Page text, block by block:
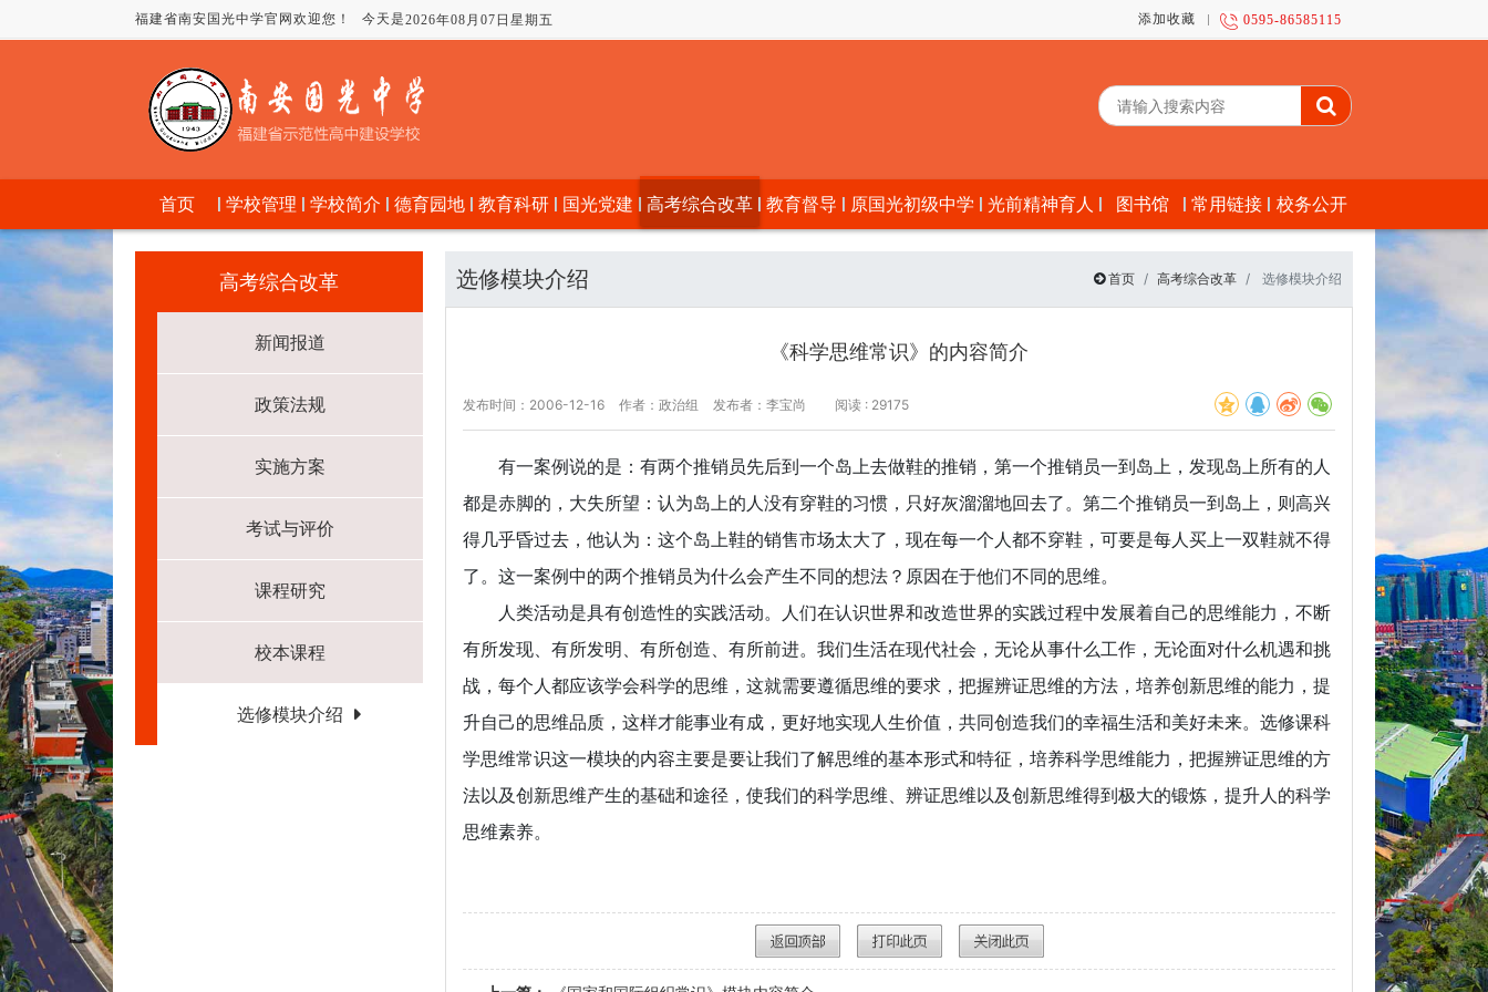
福建省南安国光中学官网欢迎您！ 今天是2026年08月07日星期五 添加收藏 0595-86585115
首页 学校管理 学校简介 德育园地 教育科研 国光党建 高考综合改革 教育督导 原国光初级中学 光前精神育人 图书馆 常用链接 校务公开
高考综合改革
新闻报道
政策法规
实施方案
考试与评价
课程研究
校本课程
选修模块介绍
选修模块介绍 首页 高考综合改革 选修模块介绍
《科学思维常识》的内容简介
发布时间：2006-12-16 作者：政治组 发布者：李宝尚 阅读 : 29175
有一案例说的是：有两个推销员先后到一个岛上去做鞋的推销，第一个推销员一到岛上，发现岛上所有的人
都是赤脚的，大失所望：认为岛上的人没有穿鞋的习惯，只好灰溜溜地回去了。第二个推销员一到岛上，则高兴
得几乎昏过去，他认为：这个岛上鞋的销售市场太大了，现在每一个人都不穿鞋，可要是每人买上一双鞋就不得
了。这一案例中的两个推销员为什么会产生不同的想法？原因在于他们不同的思维。
人类活动是具有创造性的实践活动。人们在认识世界和改造世界的实践过程中发展着自己的思维能力，不断
有所发现、有所发明、有所创造、有所前进。我们生活在现代社会，无论从事什么工作，无论面对什么机遇和挑
战，每个人都应该学会科学的思维，这就需要遵循思维的要求，把握辨证思维的方法，培养创新思维的能力，提
升自己的思维品质，这样才能事业有成，更好地实现人生价值，共同创造我们的幸福生活和美好未来。选修课科
学思维常识这一模块的内容主要是要让我们了解思维的基本形式和特征，培养科学思维能力，把握辨证思维的方
法以及创新思维产生的基础和途径，使我们的科学思维、辨证思维以及创新思维得到极大的锻炼，提升人的科学
思维素养。